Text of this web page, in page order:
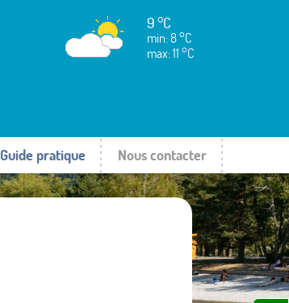
9 °C
min: 8 °C
max: 11 °C
Guide pratique Nous contacter